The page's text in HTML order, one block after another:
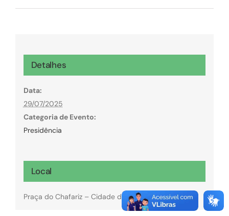
Detalhes
Data:
29/07/2025
Categoria de Evento:
Presidência
Local
Praça do Chafariz – Cidade de Goiás